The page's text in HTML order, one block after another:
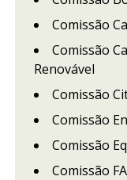
Comissão
Comissão
Renovável
Comissão
Comissão
Comissão
Comissão